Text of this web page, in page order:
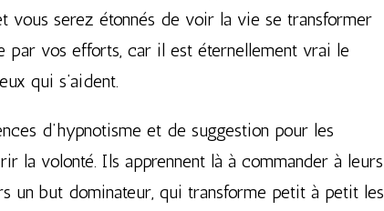
vous serez étonnés de voir la vie se transformer
par vos efforts, car il est éternellement vrai le
qui s’aident.
d’hypnotisme et de suggestion pour les
la volonté. Ils apprennent là à commander à leurs
un but dominateur, qui transforme petit à petit les